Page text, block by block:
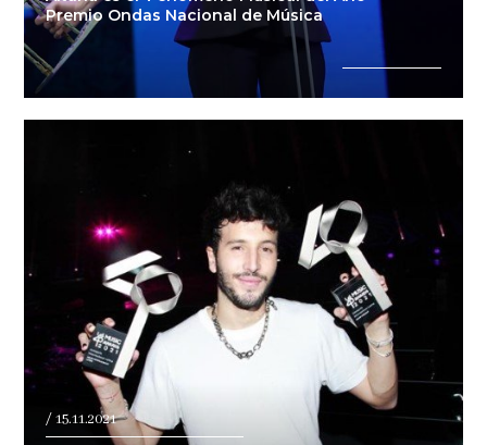
Premio Ondas Nacional de Música
/ 15.11.2021